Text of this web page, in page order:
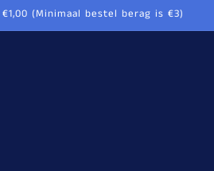
(Minimaal bestel berag is €3)